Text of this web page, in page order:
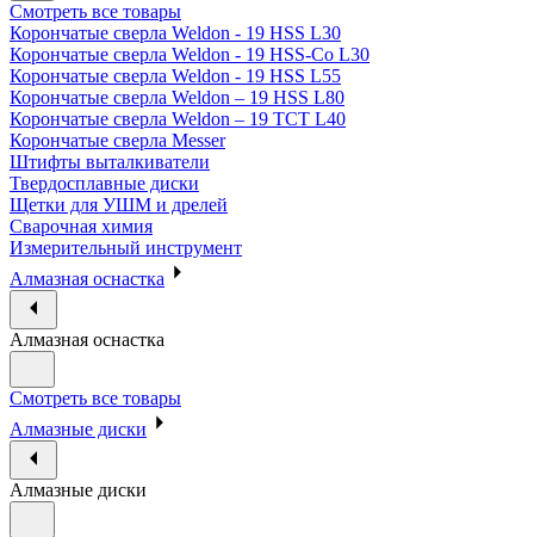
Смотреть все товары
Корончатые сверла Weldon - 19 HSS L30
Корончатые сверла Weldon - 19 HSS-Co L30
Корончатые сверла Weldon - 19 HSS L55
Корончатые сверла Weldon – 19 HSS L80
Корончатые сверла Weldon – 19 TCT L40
Корончатые сверла Messer
Штифты выталкиватели
Твердосплавные диски
Щетки для УШМ и дрелей
Сварочная химия
Измерительный инструмент
Алмазная оснастка
Алмазная оснастка
Смотреть все товары
Алмазные диски
Алмазные диски